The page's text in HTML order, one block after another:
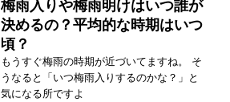
梅雨入りや梅雨明けはいつ誰が
決めるの？平均的な時期はいつ
頃？
もうすぐ梅雨の時期が近づいてますね。 そ
うなると「いつ梅雨入りするのかな？」と
気になる所ですよ